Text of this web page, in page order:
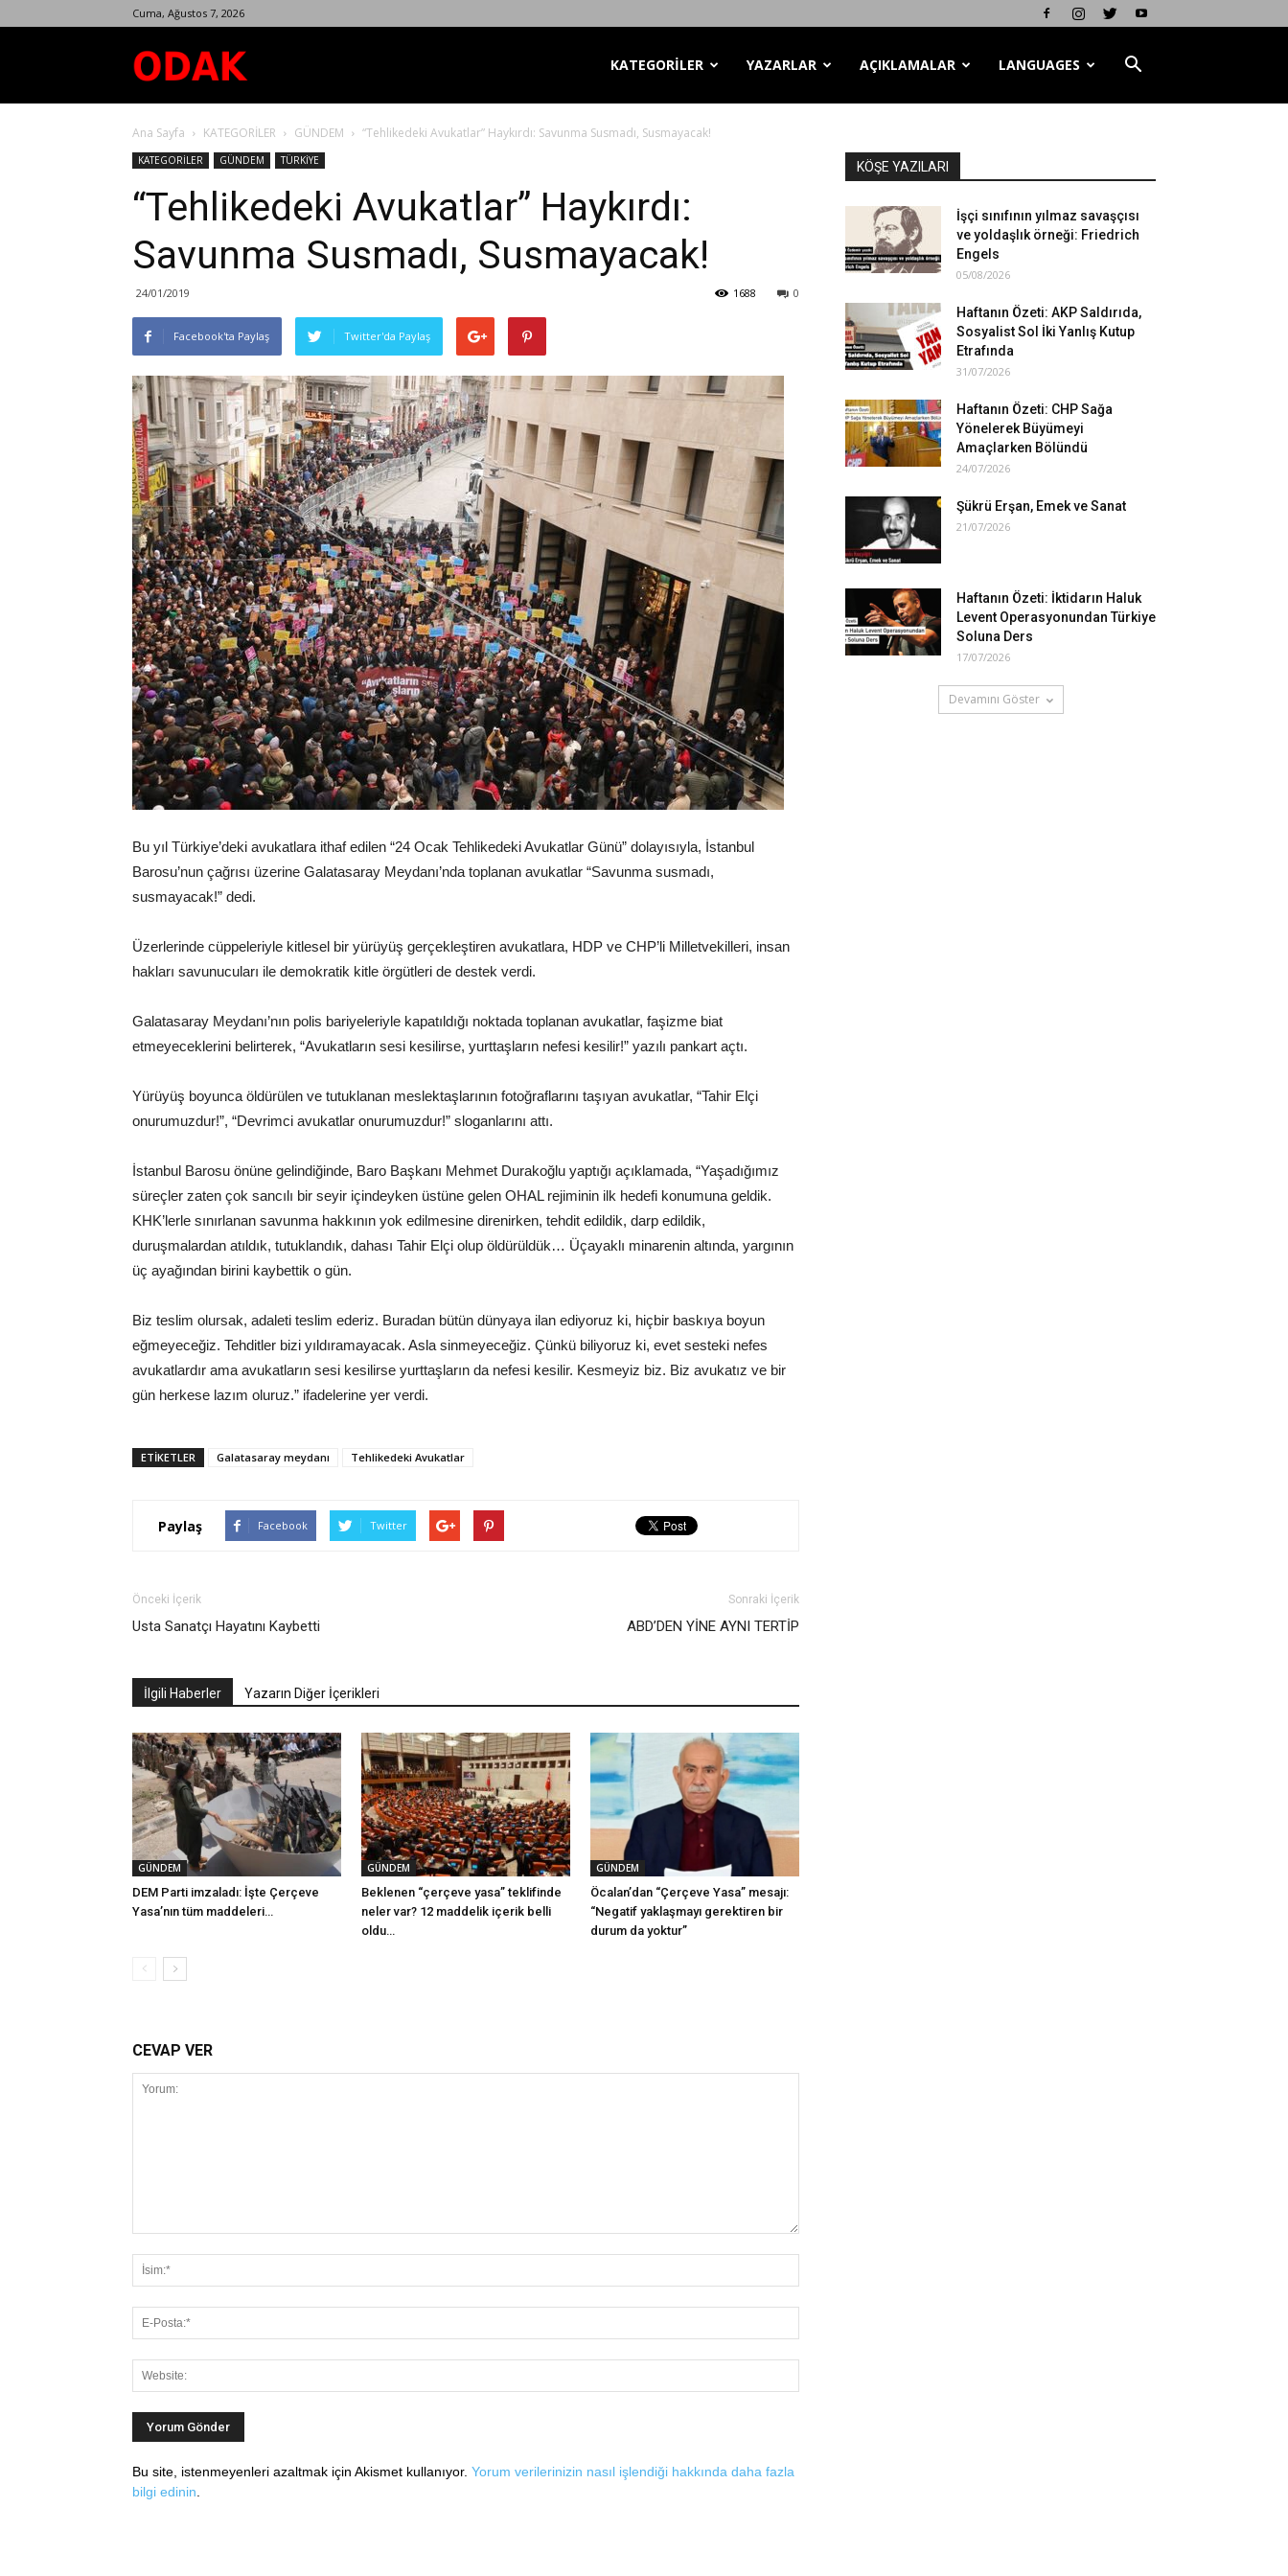
Cuma, Ağustos 7, 2026
Dergisi
KATEGORİLER YAZARLAR AÇIKLAMALAR LANGUAGES
Ana Sayfa KATEGORİLER GÜNDEM “Tehlikedeki Avukatlar” Haykırdı: Savunma Susmadı, Susmayacak!
KATEGORİLER GÜNDEM TÜRKİYE
“Tehlikedeki Avukatlar” Haykırdı:
Savunma Susmadı, Susmayacak!
24/01/2019 0
1688
Facebook'ta Paylaş Twitter'da Paylaş
Bu yıl Türkiye’deki avukatlara ithaf edilen “24 Ocak Tehlikedeki Avukatlar Günü” dolayısıyla, İstanbul
Barosu’nun çağrısı üzerine Galatasaray Meydanı’nda toplanan avukatlar “Savunma susmadı,
susmayacak!” dedi.
Üzerlerinde cüppeleriyle kitlesel bir yürüyüş gerçekleştiren avukatlara, HDP ve CHP’li Milletvekilleri, insan
hakları savunucuları ile demokratik kitle örgütleri de destek verdi.
Galatasaray Meydanı’nın polis bariyeleriyle kapatıldığı noktada toplanan avukatlar, faşizme biat
etmeyeceklerini belirterek, “Avukatların sesi kesilirse, yurttaşların nefesi kesilir!” yazılı pankart açtı.
Yürüyüş boyunca öldürülen ve tutuklanan meslektaşlarının fotoğraflarını taşıyan avukatlar, “Tahir Elçi
onurumuzdur!”, “Devrimci avukatlar onurumuzdur!” sloganlarını attı.
İstanbul Barosu önüne gelindiğinde, Baro Başkanı Mehmet Durakoğlu yaptığı açıklamada, “Yaşadığımız
süreçler zaten çok sancılı bir seyir içindeyken üstüne gelen OHAL rejiminin ilk hedefi konumuna geldik.
KHK’lerle sınırlanan savunma hakkının yok edilmesine direnirken, tehdit edildik, darp edildik,
duruşmalardan atıldık, tutuklandık, dahası Tahir Elçi olup öldürüldük… Üçayaklı minarenin altında, yargının
üç ayağından birini kaybettik o gün.
Biz teslim olursak, adaleti teslim ederiz. Buradan bütün dünyaya ilan ediyoruz ki, hiçbir baskıya boyun
eğmeyeceğiz. Tehditler bizi yıldıramayacak. Asla sinmeyeceğiz. Çünkü biliyoruz ki, evet sesteki nefes
avukatlardır ama avukatların sesi kesilirse yurttaşların da nefesi kesilir. Kesmeyiz biz. Biz avukatız ve bir
gün herkese lazım oluruz.” ifadelerine yer verdi.
ETIKETLER Galatasaray meydanı Tehlikedeki Avukatlar
Paylaş Facebook Twitter
Önceki İçerik
Usta Sanatçı Hayatını Kaybetti
Sonraki İçerik
ABD’DEN YİNE AYNI TERTİP
İlgili Haberler Yazarın Diğer İçerikleri
GÜNDEM
DEM Parti imzaladı: İşte Çerçeve
Yasa’nın tüm maddeleri…
GÜNDEM
Beklenen “çerçeve yasa” teklifinde
neler var? 12 maddelik içerik belli
oldu…
GÜNDEM
Öcalan’dan “Çerçeve Yasa” mesajı:
“Negatif yaklaşmayı gerektiren bir
durum da yoktur”
CEVAP VER
Bu site, istenmeyenleri azaltmak için Akismet kullanıyor. Yorum verilerinizin nasıl işlendiği hakkında daha fazla
bilgi edinin
KÖŞE YAZILARI
İşçi sınıfının yılmaz savaşçısı
ve yoldaşlık örneği: Friedrich
Engels
05/08/2026
Haftanın Özeti: AKP Saldırıda,
Sosyalist Sol İki Yanlış Kutup
Etrafında
31/07/2026
Haftanın Özeti: CHP Sağa
Yönelerek Büyümeyi
Amaçlarken Bölündü
24/07/2026
Şükrü Erşan, Emek ve Sanat
21/07/2026
Haftanın Özeti: İktidarın Haluk
Levent Operasyonundan Türkiye
Soluna Ders
17/07/2026
Devamını Göster